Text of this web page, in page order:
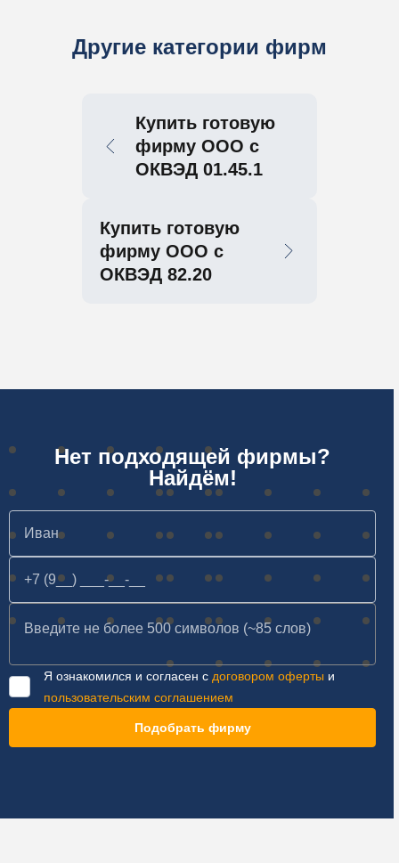
Другие категории фирм
Купить готовую
фирму ООО с
ОКВЭД 01.45.1
Купить готовую
фирму ООО с
ОКВЭД 82.20
Нет подходящей фирмы?
Найдём!
Я ознакомился и согласен с договором оферты и
пользовательским соглашением
Подобрать фирму